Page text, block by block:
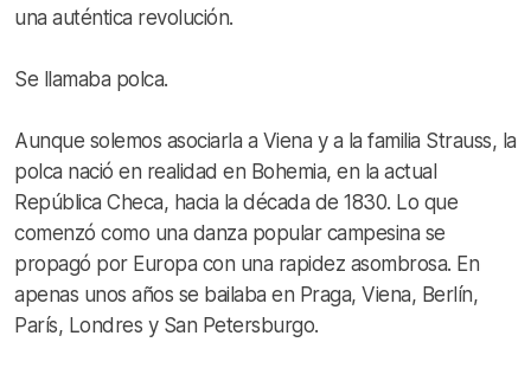
una auténtica revolución.
Se llamaba polca.
Aunque solemos asociarla a Viena y a la familia Strauss, la
polca nació en realidad en Bohemia, en la actual
República Checa, hacia la década de 1830. Lo que
comenzó como una danza popular campesina se
propagó por Europa con una rapidez asombrosa. En
apenas unos años se bailaba en Praga, Viena, Berlín,
París, Londres y San Petersburgo.